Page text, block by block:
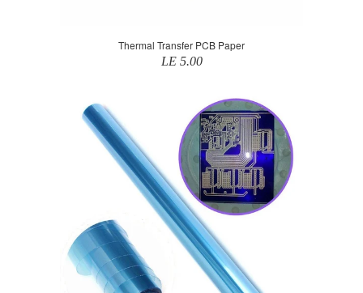
Thermal Transfer PCB Paper
LE 5.00